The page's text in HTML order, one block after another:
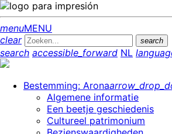
menuMENU
clear
search
search accessible_forward NL
Bestemming: Arona
Algemene informatie
Een beetje geschiedenis
Cultureel patrimonium